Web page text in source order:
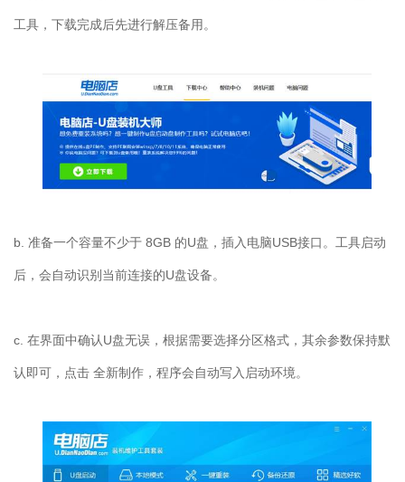
工具，下载完成后先进行解压备用。
b. 准备一个容量不少于 8GB 的U盘，插入电脑USB接口。工具启动
后，会自动识别当前连接的U盘设备。
c. 在界面中确认U盘无误，根据需要选择分区格式，其余参数保持默
认即可，点击 全新制作，程序会自动写入启动环境。